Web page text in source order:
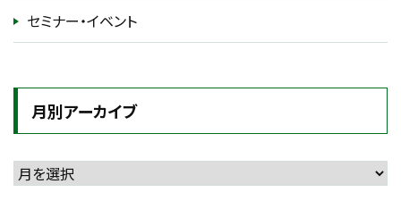
セミナー・イベント
月別アーカイブ